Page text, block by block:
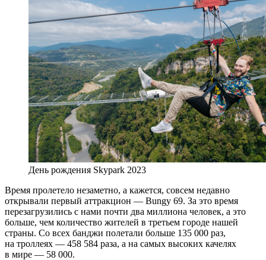
День рождения Skypark 2023
Время пролетело незаметно, а кажется, совсем недавно
открывали первый аттракцион — Bungy 69. За это время
перезагрузились с нами почти два миллиона человек, а это
больше, чем количество жителей в третьем городе нашей
страны. Со всех банджи полетали больше 135 000 раз,
на троллеях — 458 584 раза, а на самых высоких качелях
в мире — 58 000.